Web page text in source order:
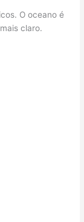
O oceano é
claro.